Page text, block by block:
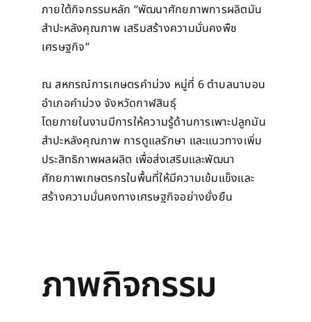
ภายใต้กิจกรรมหลัก “พัฒนาศักยภาพการผลิตมัน
สำปะหลังคุณภาพ เสริมสร้างความมั่นคงพืช
เศรษฐกิจ”
ณ สหกรณ์การเกษตรคำม่วง หมู่ที่ 6 ตำบลนาบอน
อำเภอคำม่วง จังหวัดกาฬสินธุ์
โดยภายในงานมีการให้ความรู้ด้านการเพาะปลูกมัน
สำปะหลังคุณภาพ การดูแลรักษา และแนวทางเพิ่ม
ประสิทธิภาพผลผลิต เพื่อส่งเสริมและพัฒนา
ศักยภาพเกษตรกรในพื้นที่ให้มีความเข้มแข็งและ
สร้างความมั่นคงทางเศรษฐกิจอย่างยั่งยืน
ภาพกิจกรรม